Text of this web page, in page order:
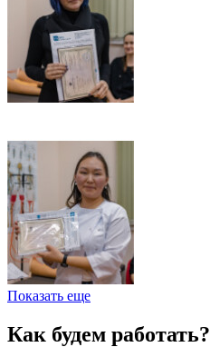
Показать еще
Как будем работать?